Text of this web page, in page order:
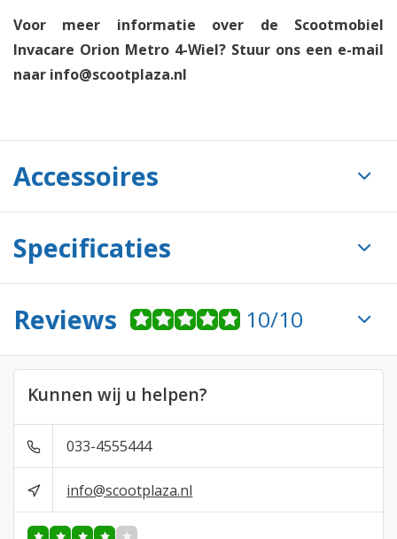
Voor meer informatie over de Scootmobiel
Invacare Orion Metro 4-Wiel? Stuur ons een e-mail
naar info@scootplaza.nl
Accessoires
Specificaties
Reviews 10/10
Kunnen wij u helpen?
033-4555444
info@scootplaza.nl